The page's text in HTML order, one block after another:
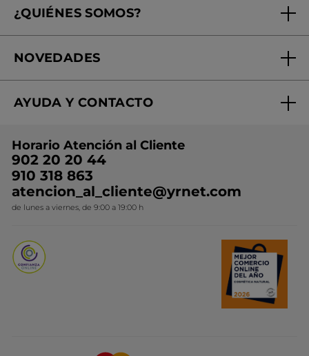
Tratamientos de Belleza
Mi club Yves Rocher
¿QUIÉNES SOMOS?
¿Quiénes somos?
Nuestros compromisos
Conviértete en Franquiciada
NOVEDADES
Rebajas
Ideas de Regalo
Colección Monoi
Novedades del mes
AYUDA Y CONTACTO
Contacto
Horario Atención al Cliente
902 20 20 44
910 318 863
atencion_al_cliente@yrnet.com
de lunes a viernes, de 9:00 a 19:00 h